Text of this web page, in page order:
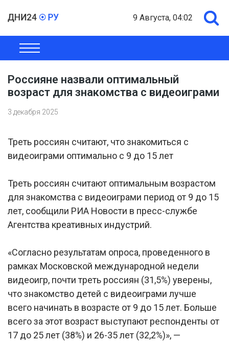
9 Августа, 04:02
ОБЩЕСТВО
Россияне назвали оптимальный
возраст для знакомства с видеоиграми
3 декабря 2025
Треть россиян считают, что знакомиться с
видеоиграми оптимально с 9 до 15 лет
Треть россиян считают оптимальным возрастом
для знакомства с видеоиграми период от 9 до 15
лет, сообщили РИА Новости в пресс-службе
Агентства креативных индустрий.
«Согласно результатам опроса, проведенного в
рамках Московской международной недели
видеоигр, почти треть россиян (31,5%) уверены,
что знакомство детей с видеоиграми лучше
всего начинать в возрасте от 9 до 15 лет. Больше
всего за этот возраст выступают респонденты от
17 до 25 лет (38%) и 26-35 лет (32,2%)», —